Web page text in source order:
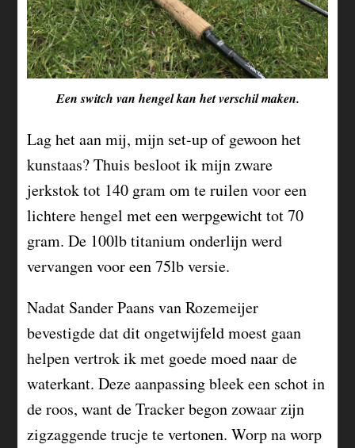
Een switch van hengel kan het verschil maken.
Lag het aan mij, mijn set-up of gewoon het
kunstaas? Thuis besloot ik mijn zware
jerkstok tot 140 gram om te ruilen voor een
lichtere hengel met een werpgewicht tot 70
gram. De 100lb titanium onderlijn werd
vervangen voor een 75lb versie.
Nadat Sander Paans van Rozemeijer
bevestigde dat dit ongetwijfeld moest gaan
helpen vertrok ik met goede moed naar de
waterkant. Deze aanpassing bleek een schot in
de roos, want de Tracker begon zowaar zijn
zigzaggende trucje te vertonen. Worp na worp